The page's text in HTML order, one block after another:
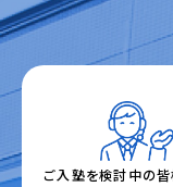
ご入塾を検討中の皆